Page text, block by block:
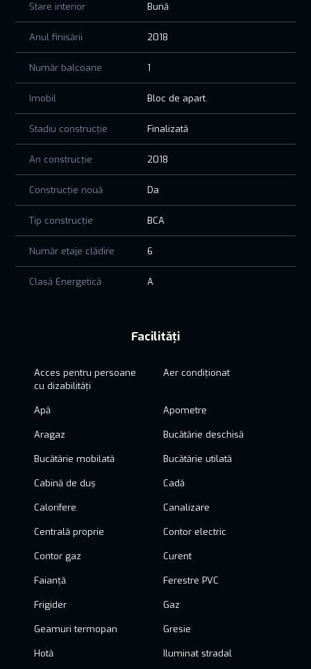
Stare interior Bună
Anul finisării 2018
Număr balcoane 1
Imobil Bloc de apart.
Stadiu construcție Finalizată
An construcție 2018
Construcție nouă Da
Tip construcție BCA
Număr etaje clădire 6
Clasă Energetică A
Facilități
Acces pentru persoane
cu dizabilități
Aer condiționat
Apă Apometre
Aragaz Bucătărie deschisă
Bucătărie mobilată Bucătărie utilată
Cabină de duș Cadă
Calorifere Canalizare
Centrală proprie Contor electric
Contor gaz Curent
Faianță Ferestre PVC
Frigider Gaz
Geamuri termopan Gresie
Hotă Iluminat stradal